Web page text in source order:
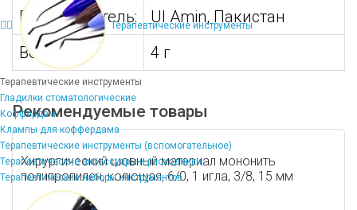
Терапевтические инструменты
Терапевтические инструменты
Гладилки стоматологические
Коффердам
Клампы для коффердама
Терапевтические инструменты (вспомогательное)
Терапевтические аксессуары и расходники
Терапевтические наборы инструментов
Производитель:
Ul Amin, Пакистан
Вес:
4 г
Рекомендуемые товары
Хирургический шовный материал мононить
полипропилен, колющая, 6/0, 1 игла, 3/8, 15 мм